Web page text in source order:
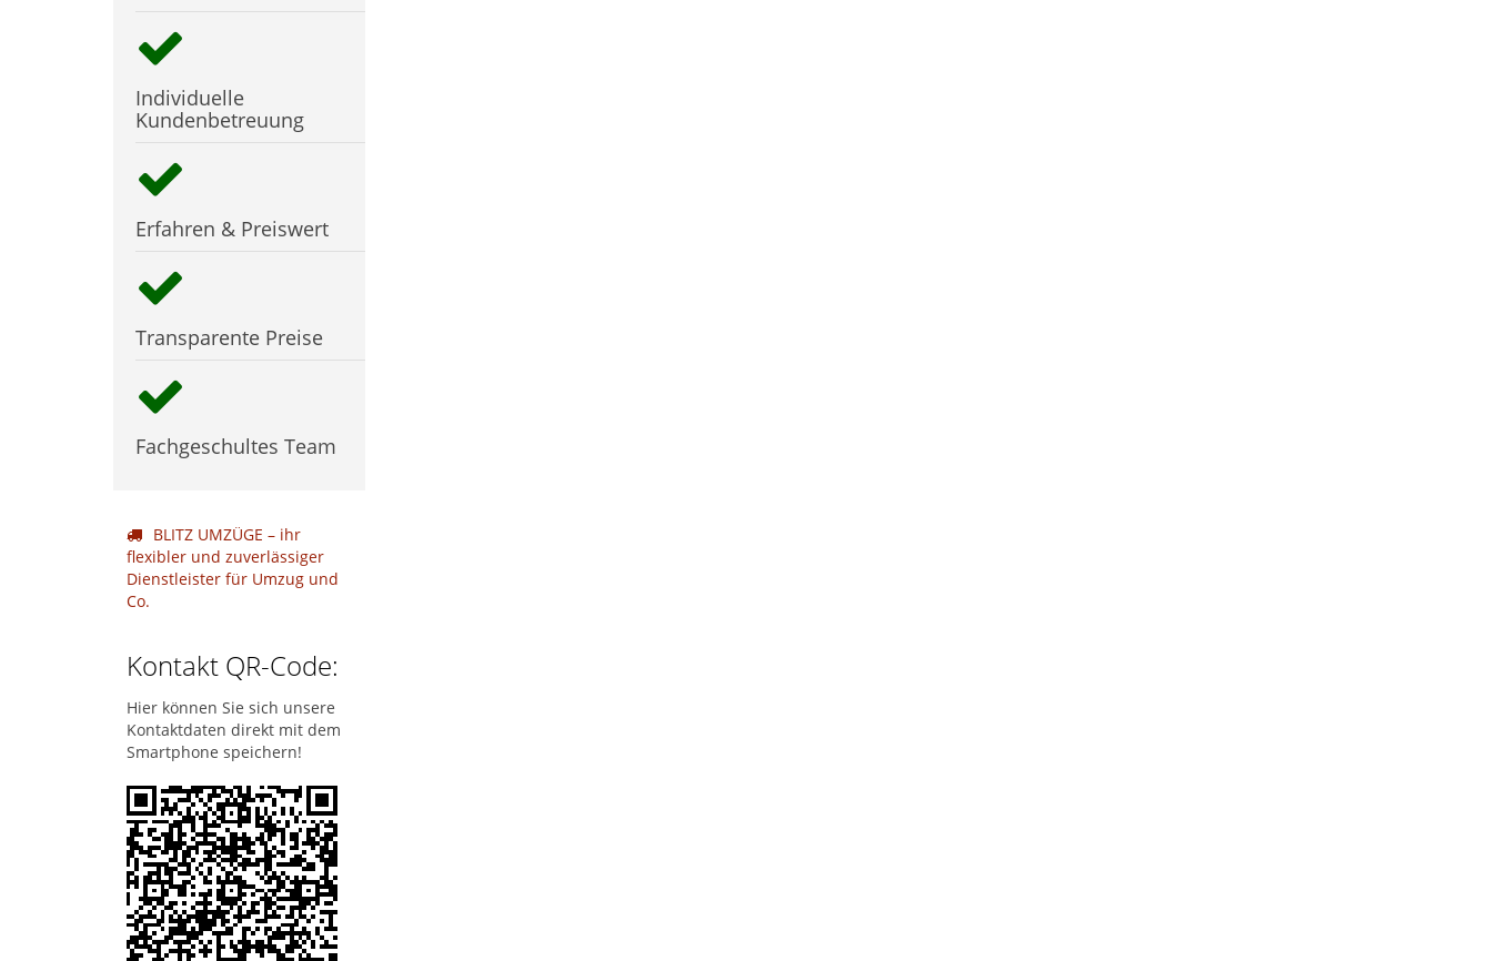
Individuelle
Kundenbetreuung
Erfahren & Preiswert
Transparente Preise
Fachgeschultes Team
BLITZ UMZÜGE – ihr
flexibler und zuverlässiger
Dienstleister für Umzug und
Co.
Kontakt QR-Code:
Hier können Sie sich unsere
Kontaktdaten direkt mit dem
Smartphone speichern!